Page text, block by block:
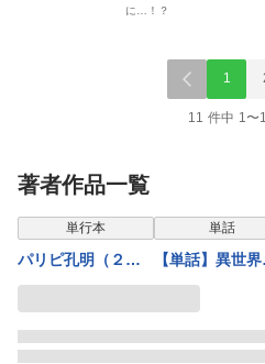
に…！？
1
11 件中 1〜
著者作品一覧
単行本
パリピ孔明（２
６）
単話
【単話】異世界
除おじさん8⑴